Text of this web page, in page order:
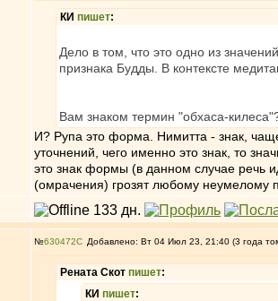
КИ пишет:
Дело в том, что это одно из
признака Будды. В контексте
Вам знаком термин "обхаса-
И? Рупа это форма. Нимитта - знак,
уточнений, чего именно это знак, то
это знак формы (в данном случае речь
(омрачения) грозят любому неумелому
№630472 Добавлено: Вт 04 Июл 23, 21:40 (3 года
Рената Скот пишет:
КИ пишет: